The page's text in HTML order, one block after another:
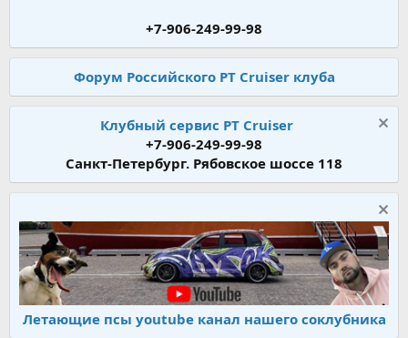
+7-906-249-99-98
Форум Российского PT Cruiser клуба
Клубный сервис PT Cruiser
+7-906-249-99-98
Санкт-Петербург. Рябовское шоссе 118
Летающие псы youtube канал нашего соклубника